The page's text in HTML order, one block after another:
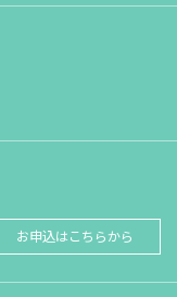
お申込はこちらから